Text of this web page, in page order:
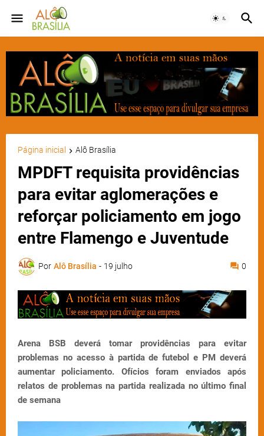
Página inicial Alô Brasília
MPDFT requisita providências
para evitar aglomerações e
reforçar policiamento em jogo
entre Flamengo e Juventude
Por Alô Brasília - 19 julho 0
Arena BSB deverá tomar providências para evitar
problemas no acesso à partida de futebol e PM deverá
aumentar policiamento. Ofícios foram enviados após
relatos de problemas na partida realizada no último final
de semana